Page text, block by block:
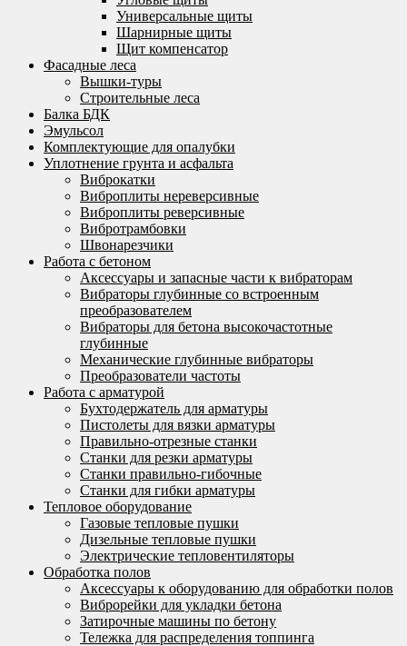
Универсальные щиты
Шарнирные щиты
Щит компенсатор
Фасадные леса
Вышки-туры
Строительные леса
Балка БДК
Эмульсол
Комплектующие для опалубки
Уплотнение грунта и асфальта
Виброкатки
Виброплиты нереверсивные
Виброплиты реверсивные
Вибротрамбовки
Швонарезчики
Работа с бетоном
Аксессуары и запасные части к вибраторам
Вибраторы глубинные со встроенным
преобразователем
Вибраторы для бетона высокочастотные
глубинные
Механические глубинные вибраторы
Преобразователи частоты
Работа с арматурой
Бухтодержатель для арматуры
Пистолеты для вязки арматуры
Правильно-отрезные станки
Станки для резки арматуры
Станки правильно-гибочные
Станки для гибки арматуры
Тепловое оборудование
Газовые тепловые пушки
Дизельные тепловые пушки
Электрические тепловентиляторы
Обработка полов
Аксессуары к оборудованию для обработки полов
Виброрейки для укладки бетона
Затирочные машины по бетону
Тележка для распределения топпинга